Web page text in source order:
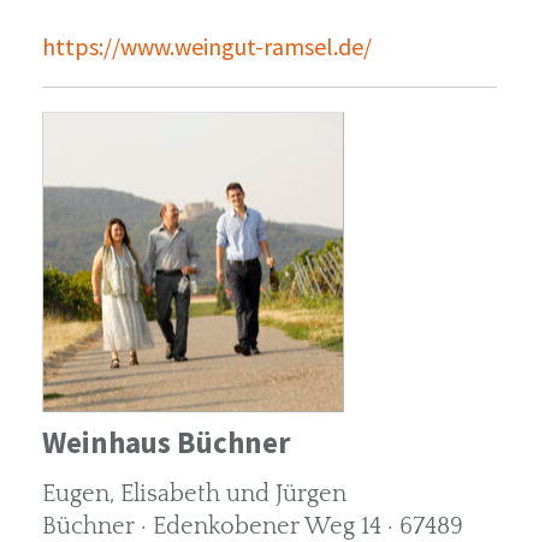
https://www.weingut-ramsel.de/
Weinhaus Büchner
Eugen, Elisabeth und Jürgen
Büchner · Edenkobener Weg 14 · 67489